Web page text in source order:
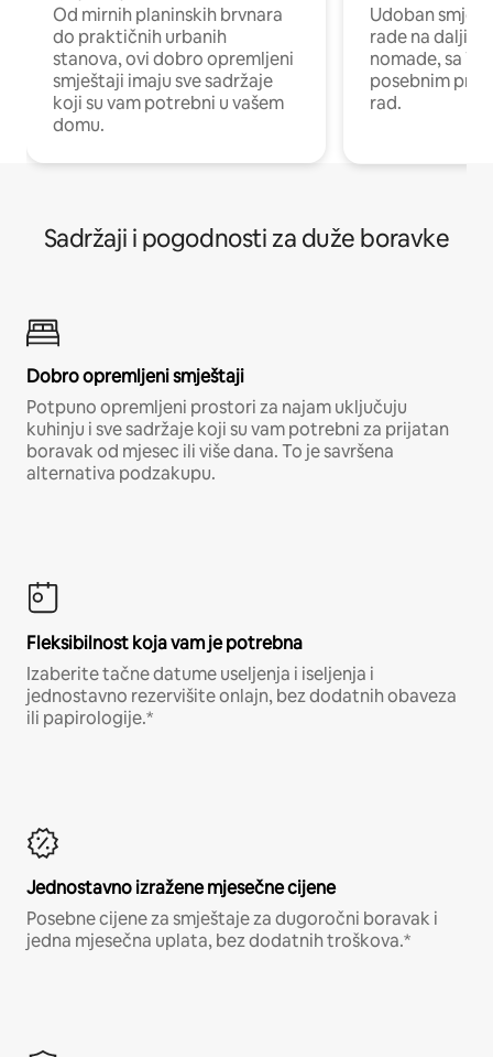
Od mirnih planinskih brvnara
do praktičnih urbanih
stanova, ovi dobro opremljeni
smještaji imaju sve sadržaje
koji su vam potrebni u vašem
domu.
Udoban
rade na
nomade, sa
posebnim
rad.
Sadržaji i pogodnosti za duže boravke
Dobro opremljeni smještaji
Potpuno opremljeni prostori za najam uključuju
kuhinju i sve sadržaje koji su vam potrebni za prijatan
boravak od mjesec ili više dana. To je savršena
alternativa podzakupu.
Fleksibilnost koja vam je potrebna
Izaberite tačne datume useljenja i iseljenja i
jednostavno rezervišite onlajn, bez dodatnih obaveza
ili papirologije.*
Jednostavno izražene mjesečne cijene
Posebne cijene za smještaje za dugoročni boravak i
jedna mjesečna uplata, bez dodatnih troškova.*